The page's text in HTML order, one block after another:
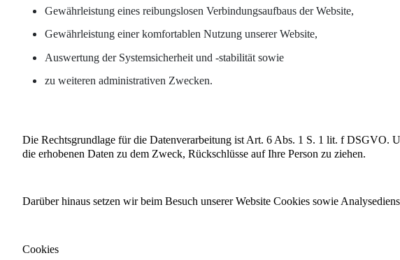
Gewährleistung eines reibungslosen Verbindungsaufbaus der Website,
Gewährleistung einer komfortablen Nutzung unserer Website,
Auswertung der Systemsicherheit und -stabilität sowie
zu weiteren administrativen Zwecken.
Die Rechtsgrundlage für die Datenverarbeitung ist Art. 6 Abs. 1 S. 1 lit. f DSGVO.
die erhobenen Daten zu dem Zweck, Rückschlüsse auf Ihre Person zu ziehen.
Darüber hinaus setzen wir beim Besuch unserer Website Cookies sowie
Cookies